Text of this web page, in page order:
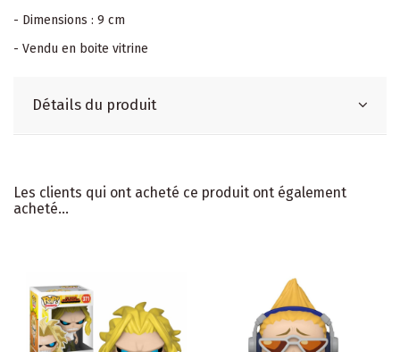
- Dimensions : 9 cm
- Vendu en boite vitrine
Détails du produit
Les clients qui ont acheté ce produit ont également
acheté...